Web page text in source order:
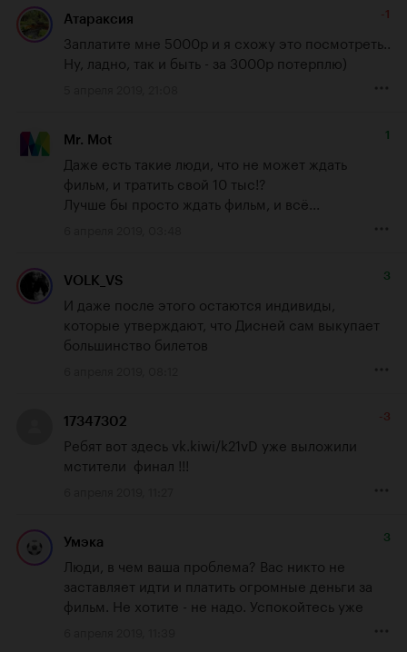
Атараксия -1
Заплатите мне 5000р и я схожу это посмотреть..
Ну, ладно, так и быть - за 3000р потерплю)
Mr. Mot 1
Даже есть такие люди, что не может ждать
фильм, и тратить свой 10 тыс!?
Лучше бы просто ждать фильм, и всё...
VOLK_VS 3
И даже после этого остаются индивиды,
которые утверждают, что Дисней сам выкупает
большинство билетов
17347302 -3
Ребят вот здесь vk.kiwi/k21vD уже выложили
мстители  финал !!!
Умэка 3
Люди, в чем ваша проблема? Вас никто не
заставляет идти и платить огромные деньги за
фильм. Не хотите - не надо. Успокойтесь уже